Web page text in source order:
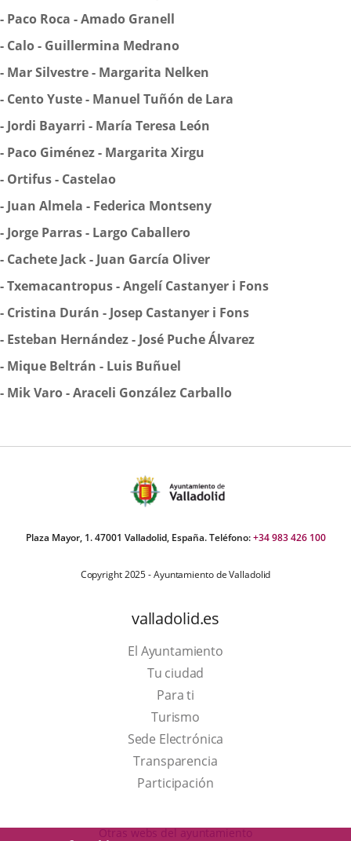
- Paco Roca - Amado Granell
- Calo - Guillermina Medrano
- Mar Silvestre - Margarita Nelken
- Cento Yuste - Manuel Tuñón de Lara
- Jordi Bayarri - María Teresa León
- Paco Giménez - Margarita Xirgu
- Ortifus - Castelao
- Juan Almela - Federica Montseny
- Jorge Parras - Largo Caballero
- Cachete Jack - Juan García Oliver
-Txemacantropus - Angelí Castanyer i Fons
- Cristina Durán - Josep Castanyer i Fons
- Esteban Hernández - José Puche Álvarez
- Mique Beltrán - Luis Buñuel
- Mik Varo - Araceli González Carballo
Plaza Mayor, 1. 47001 Valladolid, España. Teléfono:+34 983 426 100
Copyright 2025 - Ayuntamiento de Valladolid
valladolid.es
El Ayuntamiento
Tu ciudad
Para ti
TurismoThis
link
will
open
a
Sede Electrónica
Transparencia
Participación
Otras webs del ayuntamiento